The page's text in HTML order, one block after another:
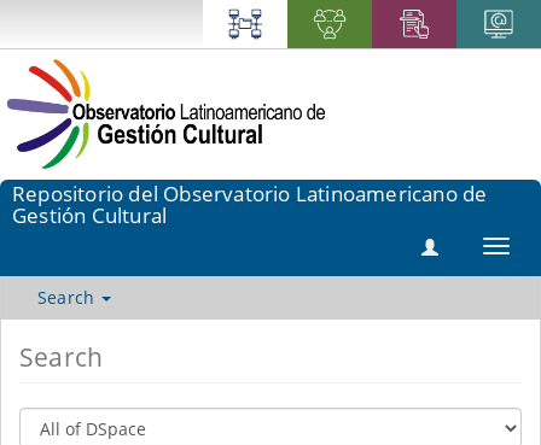
Repositorio del Observatorio Latinoamericano de
Gestión Cultural
Search
Search